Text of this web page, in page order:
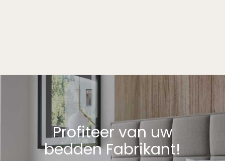
Profiteer van uw
bedden Fabrikant!